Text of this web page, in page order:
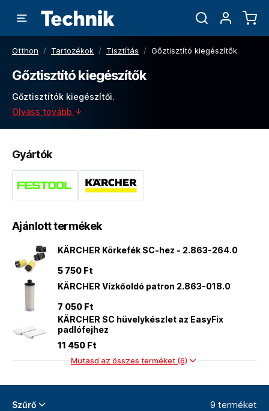
Otthon / Tartozékok / Tisztítás / Gőztisztító kiegészítők
Gőztisztító kiegészítők
Gőztisztítók kiegészítői.
Olvass tovább
Gyártók
Ajánlott termékek
KÄRCHER Körkefék SC-hez - 2.863-264.0
5 750 Ft
KÄRCHER Vízkőoldó patron 2.863-018.0
7 050 Ft
KÄRCHER SC hüvelykészlet az EasyFix
padlófejhez
11 450 Ft
Mutasd az összes terméket (6)
Szűrő 9 terméket